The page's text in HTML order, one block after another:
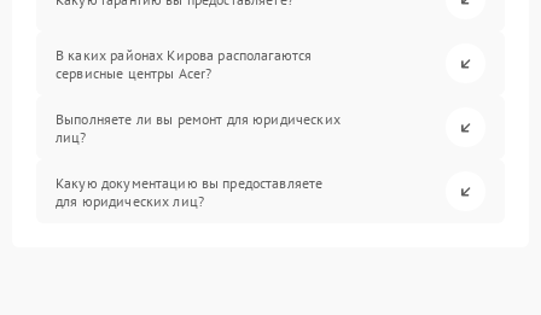
В каких районах Кирова располагаются
сервисные центры Acer?
Выполняете ли вы ремонт для юридических
лиц?
Какую документацию вы предоставляете
для юридических лиц?